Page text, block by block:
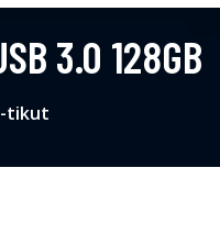
3.0 128GB
tikut